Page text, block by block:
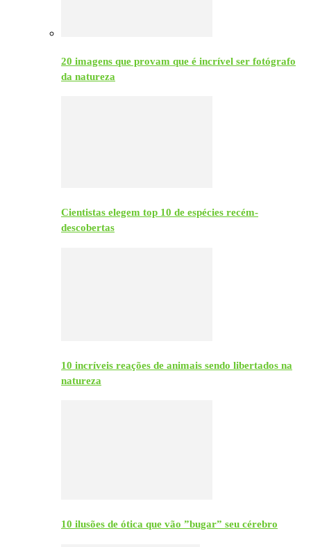
20 imagens que provam que é incrível ser fotógrafo
da natureza
Cientistas elegem top 10 de espécies recém-
descobertas
10 incríveis reações de animais sendo libertados na
natureza
10 ilusões de ótica que vão ”bugar” seu cérebro